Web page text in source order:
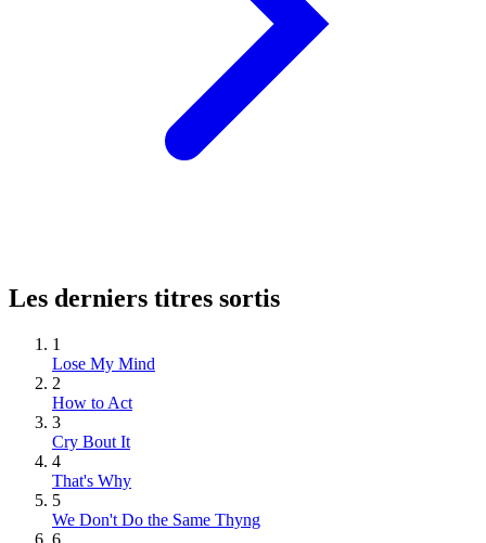
Les derniers titres sortis
1
Lose My Mind
2
How to Act
3
Cry Bout It
4
That's Why
5
We Don't Do the Same Thyng
6